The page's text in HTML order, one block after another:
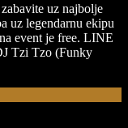
uz najbolje
uz legendarnu ekipu
event je free. LINE
Tzi Tzo (Funky